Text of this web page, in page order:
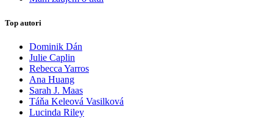
Top autori
Dominik Dán
Julie Caplin
Rebecca Yarros
Ana Huang
Sarah J. Maas
Táňa Keleová Vasilková
Lucinda Riley